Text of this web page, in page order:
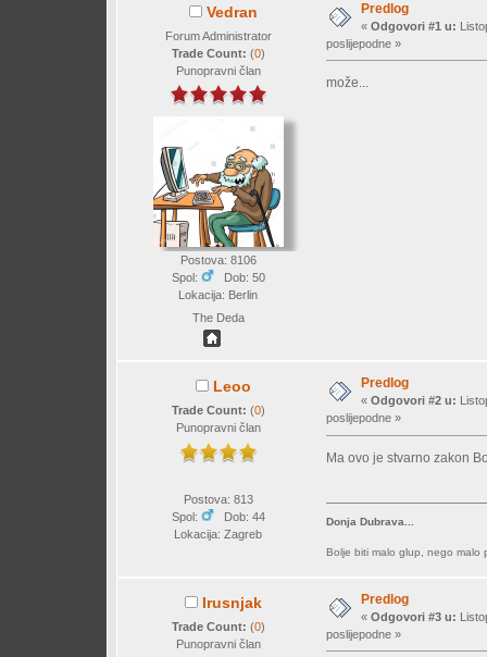
Vedran
Forum Administrator
Trade Count: (0)
Punopravni član
Postova: 8106
Spol:
Dob: 50
Lokacija: Berlin
The Deda
Predlog
« Odgovori #1 u:
poslijepodne »
može...
Leoo
Trade Count: (0)
Punopravni član
Postova: 813
Spol:
Dob: 44
Lokacija: Zagreb
Predlog
« Odgovori #2 u:
poslijepodne »
Ma ovo je stvarno zakon
Donja Dubrava...
Bolje biti malo glup, nego malo
Irusnjak
Trade Count: (0)
Punopravni član
Predlog
« Odgovori #3 u:
poslijepodne »